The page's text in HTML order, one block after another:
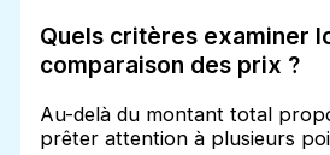
Quels critères examiner
comparaison des prix ?
Au-delà du montant total
prêter attention à plusieurs